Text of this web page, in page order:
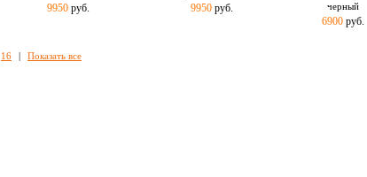
9950руб. 9950руб.
черный
6900руб.
16 | Показать все